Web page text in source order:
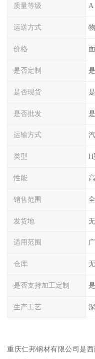
质量等级 A
运送方式
价格
是否定制 是
是否现货 是
是否批发 是
运输方式
类型 H
性能
销售范围
发货地
适用范围
仓库
是否支持加工定制 是
生产工艺
重庆仁邦钢材有限公司是